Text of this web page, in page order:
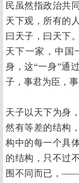
民虽然指政治共
天下观，所有的
曰天子，曰天下
天下一家，中国
身，这“一身”通
子，事君为臣，事
天子以天下为身
然有等差的结构
构中的每一个具
的结构，只不过
围不同而已，